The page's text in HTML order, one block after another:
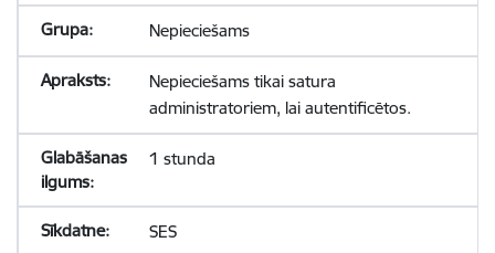
Nepieciešams
Nepieciešams tikai satura
administratoriem, lai autentificētos.
1 stunda
SES